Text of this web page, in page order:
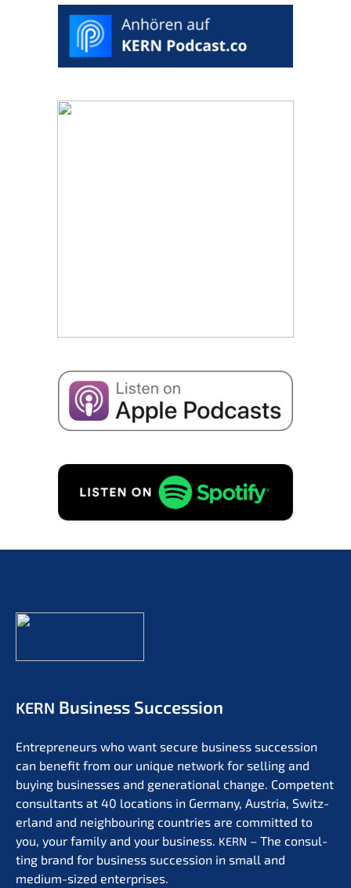
KERN Business Succession
Entre­pre­neurs who want secure business succes­si­on
can benefit from our unique network for selling and
buying businesses and genera­tio­nal change. Compe­tent
consul­tants at 40 locati­ons in Germa­ny, Austria, Switz­
er­land and neigh­bou­ring count­ries are commit­ted to
you, your family and your business. KERN – The consul­
ting brand for business succes­si­on in small and
medium-sized enterprises.